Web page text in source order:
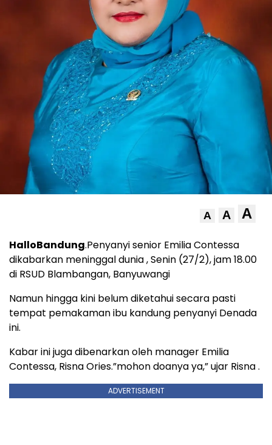
A A A
HalloBandung.Penyanyi senior Emilia Contessa
dikabarkan meninggal dunia , Senin (27/2), jam 18.00
di RSUD Blambangan, Banyuwangi
Namun hingga kini belum diketahui secara pasti
tempat pemakaman ibu kandung penyanyi Denada
ini.
Kabar ini juga dibenarkan oleh manager Emilia
Contessa, Risna Ories.”mohon doanya ya,” ujar Risna .
ADVERTISEMENT